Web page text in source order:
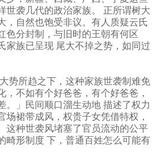
世袭几代的政治家族。 正所谓树大
，自然也饱受非议。有人质疑云氏
色分封制，与旧时的王朝有何区
家族已呈现 尾大不掉之势，如同过
势所趋之下，这种家族世袭制难免
，不如有个好爸爸，有个好爸爸，
。」民间顺口溜生动地 描述了权力
场裙带成风，权贵子女凭借特权，
这种世袭风堵塞了官员流动的公平
畸形制度 下，普通百姓怎么可能有